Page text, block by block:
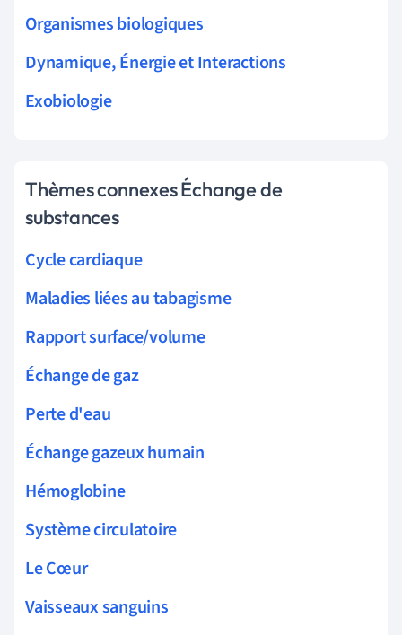
Organismes biologiques
Dynamique, Énergie et Interactions
Exobiologie
Thèmes connexes Échange de
substances
Cycle cardiaque
Maladies liées au tabagisme
Rapport surface/volume
Échange de gaz
Perte d'eau
Échange gazeux humain
Hémoglobine
Système circulatoire
Le Cœur
Vaisseaux sanguins